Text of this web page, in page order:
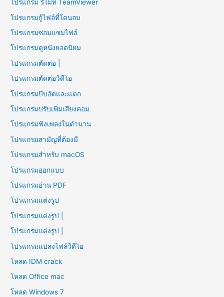
โปรแกรม รีโมท TeamViewer
โปรแกรมกู้ไฟล์ที่โดนลบ
โปรแกรมซ่อมแซมไฟล์
โปรแกรมดูหนังยอดนิยม
โปรแกรมตัดต่อ |
โปรแกรมตัดต่อวิดีโอ
โปรแกรมบีบอัดและแตก
โปรแกรมปรับเพิ่มเสียงคอม
โปรแกรมฟังเพลงในตำนาน
โปรแกรมสามัญที่ต้องมี
โปรแกรมสำหรับ macOS
โปรแกรมออกแบบ
โปรแกรมอ่าน PDF
โปรแกรมแต่งรูป
โปรแกรมแต่งรูป |
โปรแกรมแต่งรูป |
โปรแกรมแปลงไฟล์วิดีโอ
โหลด IDM crack
โหลด Office mac
โหลด Windows 7